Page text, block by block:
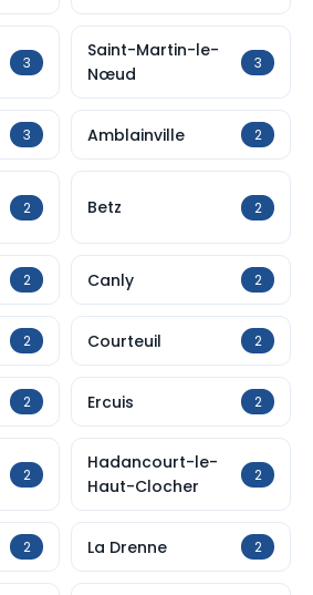
3
Saint-Martin-le-
Nœud
3
3 Amblainville 2
2 Betz 2
2 Canly 2
2 Courteuil 2
2 Ercuis 2
2
Hadancourt-le-
Haut-Clocher
2
2 La Drenne 2